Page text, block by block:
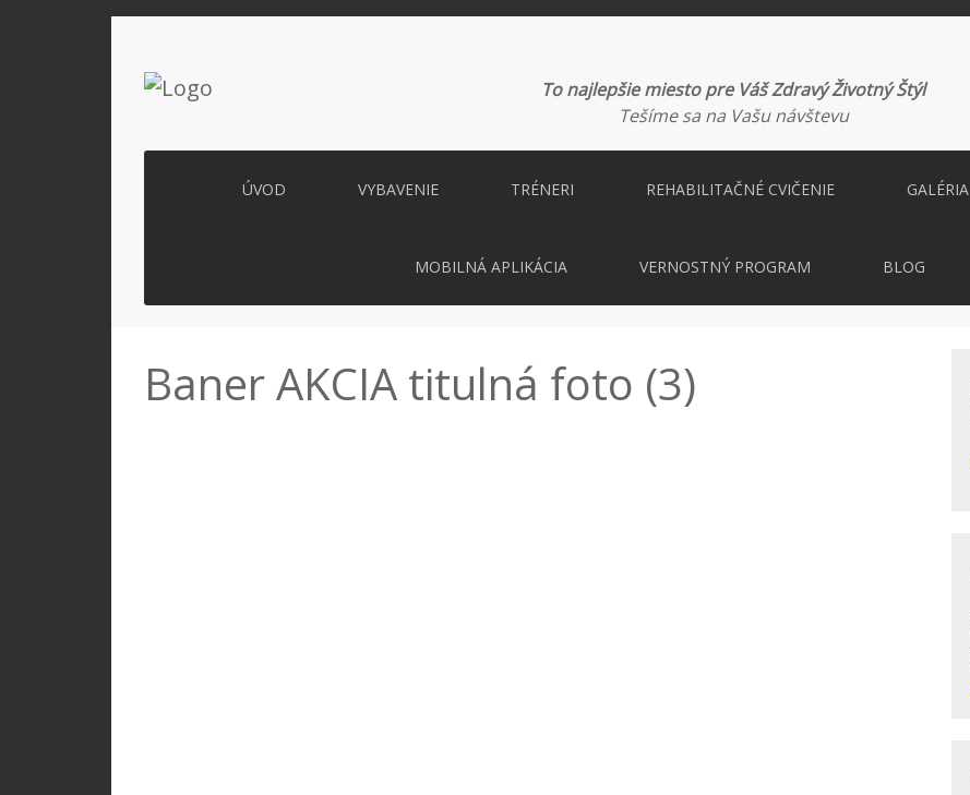
To najlepšie miesto pre Váš Zdravý Životný Štýl
Tešíme sa na Vašu návštevu
ÚVOD VYBAVENIE TRÉNERI REHABILITAČNÉ CVIČENIE GALÉRIA
MOBILNÁ APLIKÁCIA VERNOSTNÝ PROGRAM BLOG
Baner AKCIA titulná foto (3)